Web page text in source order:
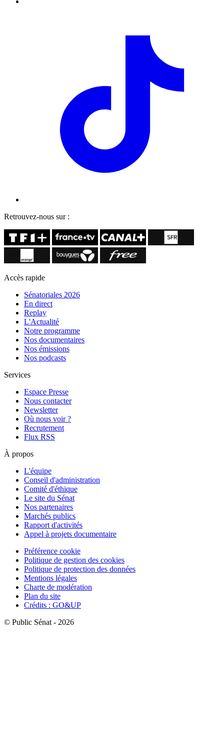
Retrouvez-nous sur :
Accès rapide
Sénatoriales 2026
En direct
Replay
L'Actualité
Notre programme
Nos documentaires
Nos émissions
Nos podcasts
Services
Espace Presse
Nous contacter
Newsletter
Où nous voir ?
Recrutement
Flux RSS
À propos
L'équipe
Conseil d'administration
Comité d'éthique
Le site du Sénat
Nos partenaires
Marchés publics
Rapport d'activités
Appel à projets documentaire
Préférence cookie
Politique de gestion des cookies
Politique de protection des données
Mentions légales
Charte de modération
Plan du site
Crédits : GO&UP
© Public Sénat - 2026